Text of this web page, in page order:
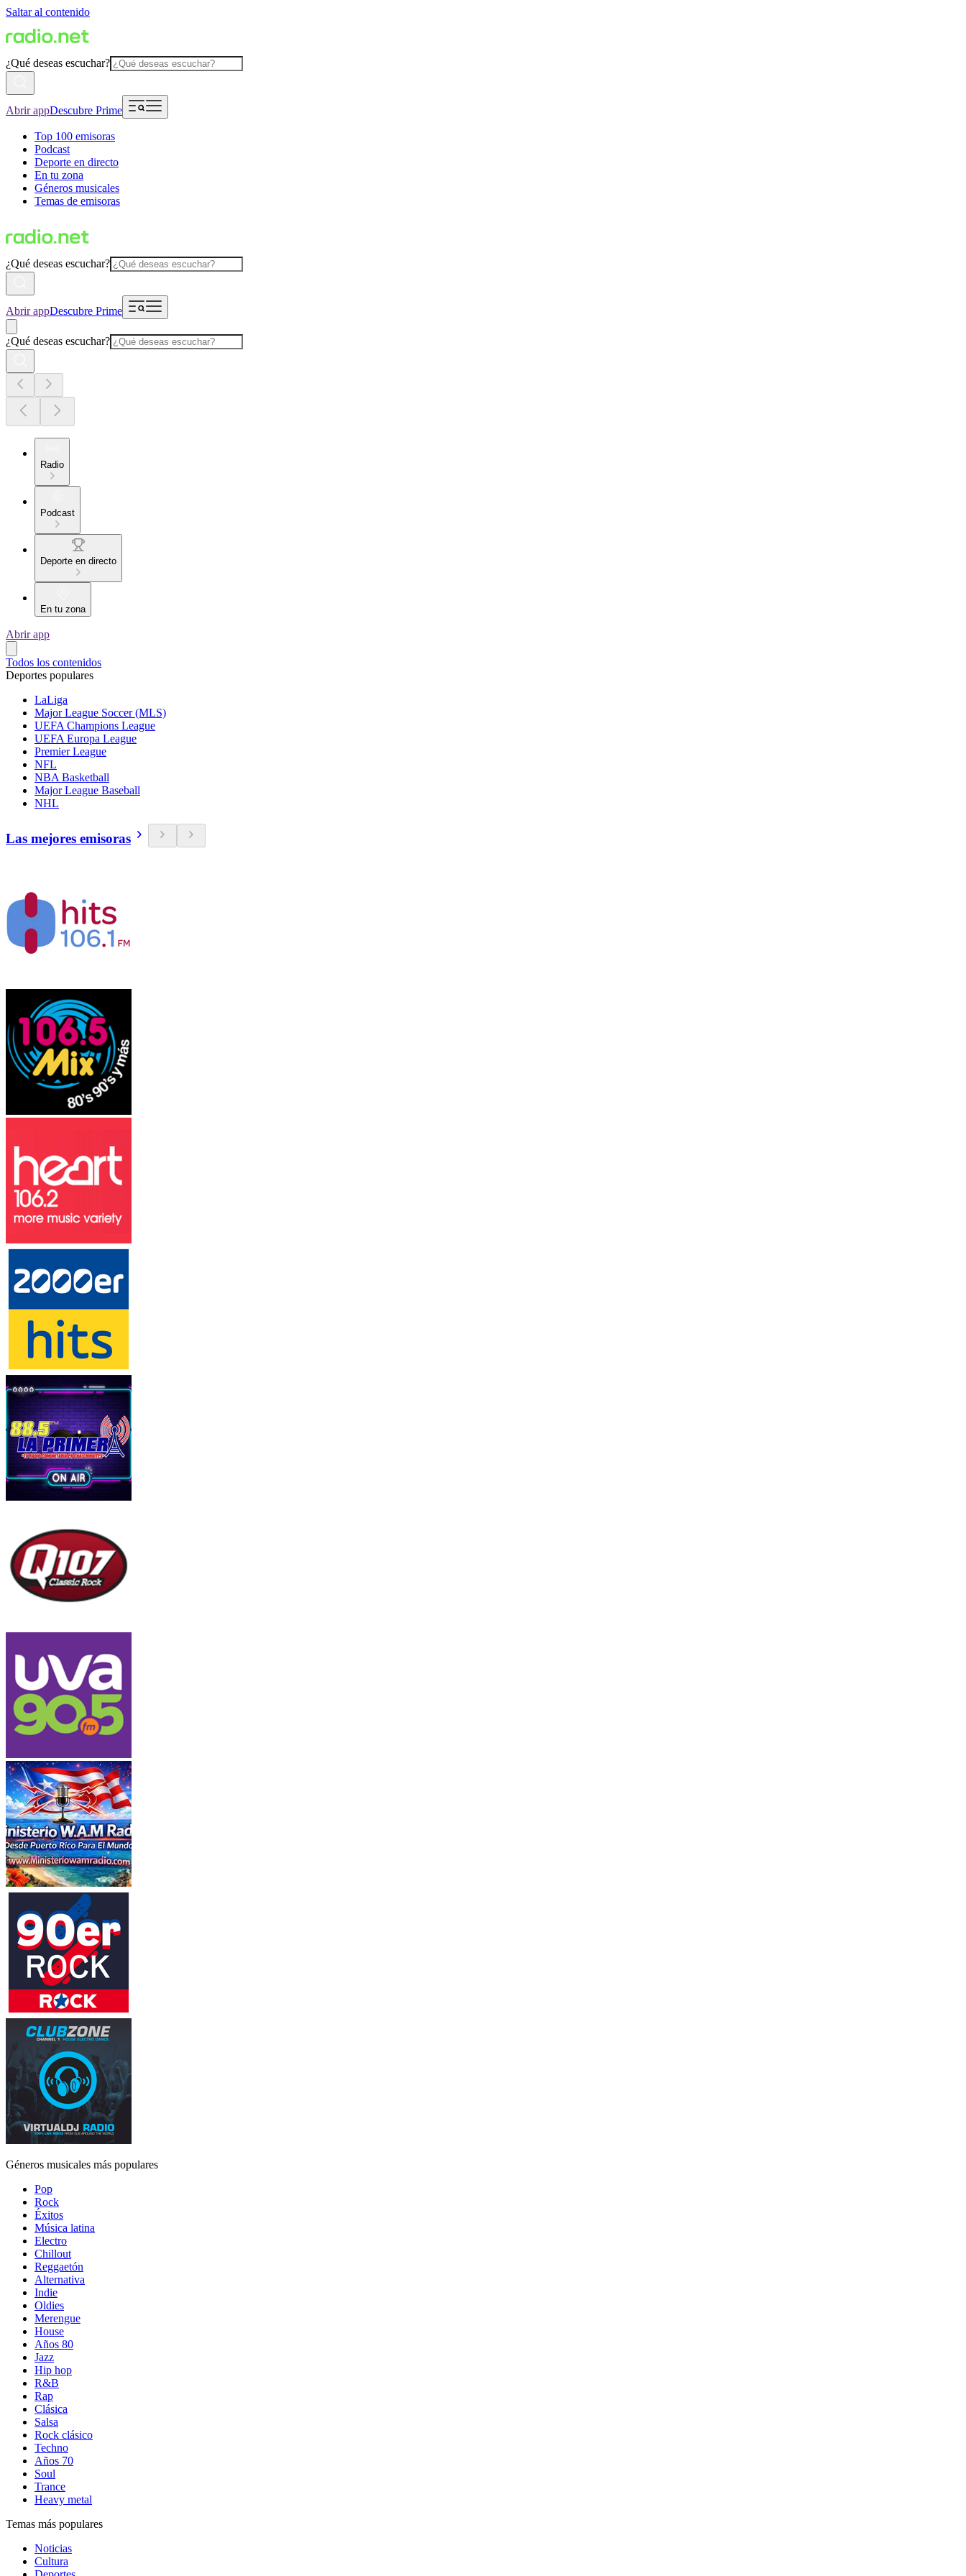
Saltar al contenido
¿Qué deseas escuchar?
Abrir appDescubre Prime
Top 100 emisoras
Podcast
Deporte en directo
En tu zona
Géneros musicales
Temas de emisoras
¿Qué deseas escuchar?
Abrir appDescubre Prime
¿Qué deseas escuchar?
Radio
Podcast
Deporte en directo
En tu zona
Abrir app
Todos los contenidos
Deportes populares
LaLiga
Major League Soccer (MLS)
UEFA Champions League
UEFA Europa League
Premier League
NFL
NBA Basketball
Major League Baseball
NHL
Las mejores emisoras
Géneros musicales más populares
Pop
Rock
Éxitos
Música latina
Electro
Chillout
Reggaetón
Alternativa
Indie
Oldies
Merengue
House
Años 80
Jazz
Hip hop
R&B
Rap
Clásica
Salsa
Rock clásico
Techno
Años 70
Soul
Trance
Heavy metal
Temas más populares
Noticias
Cultura